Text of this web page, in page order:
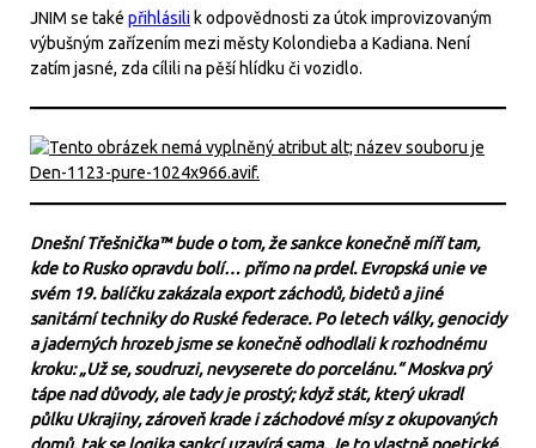
JNIM se také přihlásili k odpovědnosti za útok improvizovaným
výbušným zařízením mezi městy Kolondieba a Kadiana. Není
zatím jasné, zda cílili na pěší hlídku či vozidlo.
Dnešní Třešnička™ bude o tom, že sankce konečně míří tam,
kde to Rusko opravdu bolí… přímo na prdel. Evropská unie ve
svém 19. balíčku zakázala export záchodů, bidetů a jiné
sanitární techniky do Ruské federace. Po letech války, genocidy
a jaderných hrozeb jsme se konečně odhodlali k rozhodnému
kroku: „Už se, soudruzi, nevyserete do porcelánu.“ Moskva prý
tápe nad důvody, ale tady je prostý; když stát, který ukradl
půlku Ukrajiny, zároveň krade i záchodové mísy z okupovaných